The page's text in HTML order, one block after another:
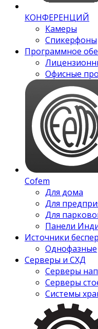
КОНФЕРЕНЦИЙ
Камеры
Спикерфоны
Программное
Офисные
Cofem
Для дома
Для
Для
Панели
Источники
Однофазные
Серверы и СХД
Серверы
Серверы
Системы